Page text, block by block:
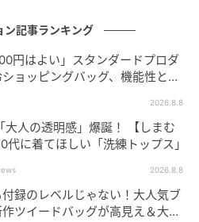
ックコーデも重たく見えま
レイめ×カジュアル”を
からといって、キレイめ一
ちんと感を意識しすぎる
、実年齢以上に落ち着いて
ン記事ランキング
円はよい」スタンダードプロダ
ョッピングバッグ、機能性とデ
2026.8.8
大人の透明感」爆誕！ 【しまむ
代に着てほしい「洗練トップス」
2026.8.8
録のレベルじゃない！大人気ブ
ツイードバッグが高見え＆大容